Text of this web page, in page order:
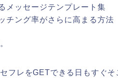
メッセージテンプレート集
チング率がさらに高まる方法
フレをGETできる日もすぐ